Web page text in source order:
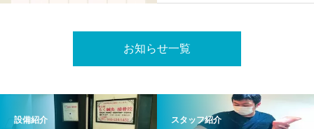
お知らせ一覧
設備紹介 スタッフ紹介